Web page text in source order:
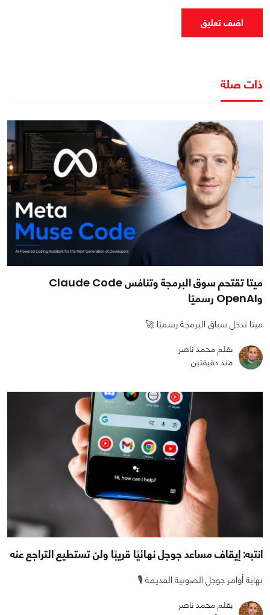
اضف تعليق
ذات صلة
ميتا تقتحم سوق البرمجة وتنافس Claude Code
وOpenAI رسميًا
ميتا تدخل سباق البرمجة رسميًا 🚀
بقلم محمد ناصر
منذ دقيقتين
انتبه: إيقاف مساعد جوجل نهائيًا قريبًا ولن تستطيع التراجع عنه
نهاية أوامر جوجل الصوتية القديمة 🎙️
بقلم محمد ناصر